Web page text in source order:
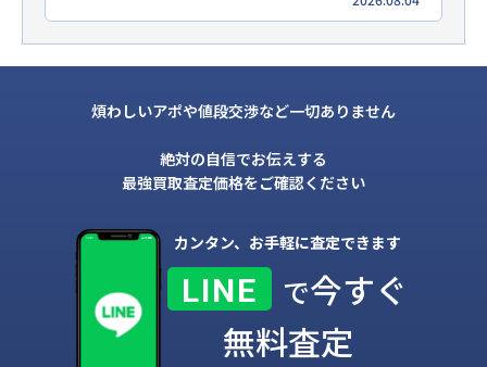
煩わしいアポや値段交渉など一切ありません
絶対の自信でお伝えする
最強買取査定価格をご確認ください
カンタン、お手軽に査定できます
LINE で今すぐ
無料査定